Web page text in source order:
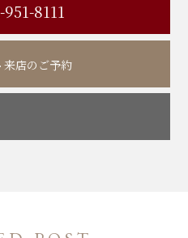
8111
・来店のご予約